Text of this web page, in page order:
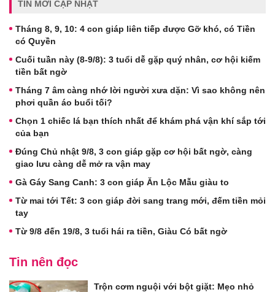
TIN MỚI CẬP NHẬT
Tháng 8, 9, 10: 4 con giáp liên tiếp được Gỡ khó, có Tiền
có Quyền
Cuối tuần này (8-9/8): 3 tuổi dễ gặp quý nhân, cơ hội kiếm
tiền bất ngờ
Tháng 7 âm càng nhớ lời người xưa dặn: Vì sao không nên
phơi quần áo buổi tối?
Chọn 1 chiếc lá bạn thích nhất để khám phá vận khí sắp tới
của bạn
Đúng Chủ nhật 9/8, 3 con giáp gặp cơ hội bất ngờ, càng
giao lưu càng dễ mở ra vận may
Gà Gáy Sang Canh: 3 con giáp Ăn Lộc Mẫu giàu to
Từ mai tới Tết: 3 con giáp đời sang trang mới, đếm tiền mỏi
tay
Từ 9/8 đến 19/8, 3 tuổi hái ra tiền, Giàu Có bất ngờ
Tin nên đọc
Trộn cơm nguội với bột giặt: Mẹo nhỏ